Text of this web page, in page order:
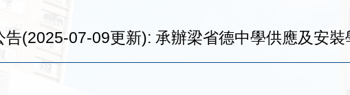
告(2025-07-09更新): 承辦梁省德中學供應及安裝